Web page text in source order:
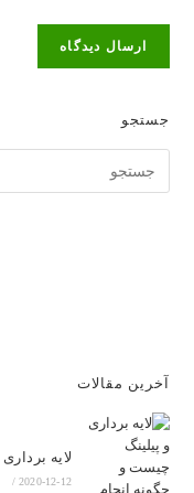
(اختیاری)
جستجو
وبسایت
آخرین مقالات
لایه
2020-12-12
/